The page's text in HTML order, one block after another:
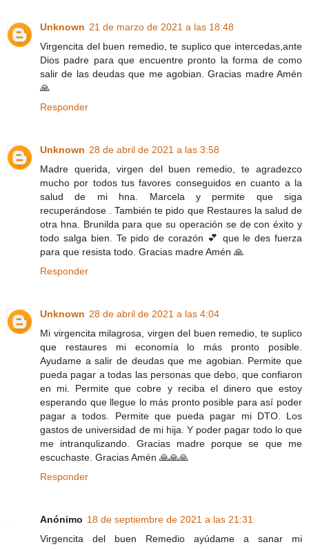
Unknown 21 de marzo de 2021 a las 18:48
Virgencita del buen remedio, te suplico que intercedas,ante
Dios padre para que encuentre pronto la forma de como
salir de las deudas que me agobian. Gracias madre Amén
🙏
Responder
Unknown 28 de abril de 2021 a las 3:58
Madre querida, virgen del buen remedio, te agradezco
mucho por todos tus favores conseguidos en cuanto a la
salud de mi hna. Marcela y permite que siga
recuperándose . También te pido que Restaures la salud de
otra hna. Brunilda para que su operación se de con éxito y
todo salga bien. Te pido de corazón 💕 que le des fuerza
para que resista todo. Gracias madre Amén 🙏
Responder
Unknown 28 de abril de 2021 a las 4:04
Mi virgencita milagrosa, virgen del buen remedio, te suplico
que restaures mi economía lo más pronto posible.
Ayudame a salir de deudas que me agobian. Permite que
pueda pagar a todas las personas que debo, que confiaron
en mi. Permite que cobre y reciba el dinero que estoy
esperando que llegue lo más pronto posible para así poder
pagar a todos. Permite que pueda pagar mi DTO. Los
gastos de universidad de mi hija. Y poder pagar todo lo que
me intranqulizando. Gracias madre porque se que me
escuchaste. Gracias Amén 🙏🙏🙏
Responder
Anónimo 18 de septiembre de 2021 a las 21:31
Virgencita del buen Remedio ayúdame a sanar mi